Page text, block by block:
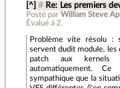
[^] # Re: Les premiers
Posté par William Steve
Évalué à 2.
Problème vite résolu :
servent dudit module, les
patch aux kernels
automatiquement.
sympathique que la